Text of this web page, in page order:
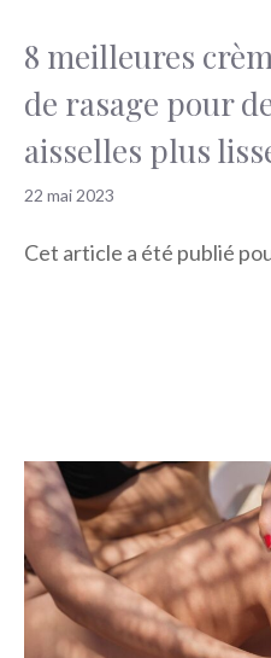
8 meilleures
de rasage pour
aisselles plus
22 mai 2023
Cet article a été publié